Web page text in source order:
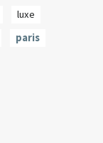
luxe
paris